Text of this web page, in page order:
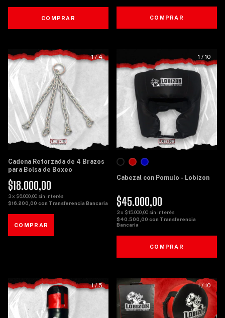
COMPRAR COMPRAR
1/4
Cadena Reforzada de 4 Brazos
para Bolsa de Boxeo
$18.000,00
3x $6.000,00 sin interés
$16.200,00 con Transferencia Bancaria
1 / 10
Cabezal con Pomulo - Lobizon
$45.000,00
3x $15.000,00 sin interés
$40.500,00 con Transferencia
Bancaria
COMPRAR
1/5 1/10